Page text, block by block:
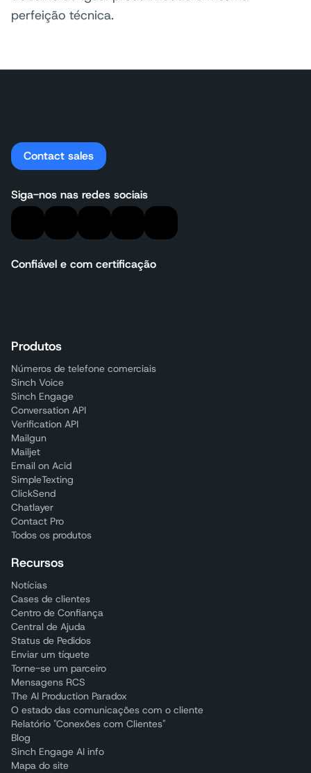
perfeição técnica.
Contact sales
Siga-nos nas redes sociais
Confiável e com certificação
Produtos
Números de telefone comerciais
Sinch Voice
Sinch Engage
Conversation API
Verification API
Mailgun
Mailjet
Email on Acid
SimpleTexting
ClickSend
Chatlayer
Contact Pro
Todos os produtos
Recursos
Notícias
Cases de clientes
Centro de Confiança
Central de Ajuda
Status de Pedidos
Enviar um tíquete
Torne-se um parceiro
Mensagens RCS
The AI Production Paradox
O estado das comunicações com o cliente
Relatório "Conexões com Clientes"
Blog
Sinch Engage AI info
Mapa do site